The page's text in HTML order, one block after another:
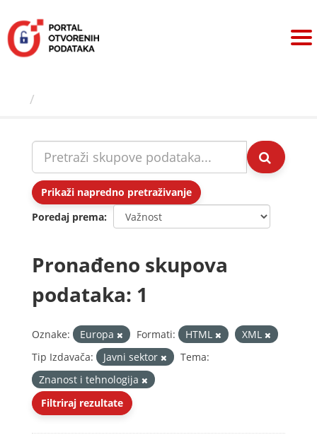
sadržaj
Prikaži napredno pretraživanje
Poredaj prema
Pronađeno skupova
podataka: 1
Oznake: Europa Formati: HTML
XML
Tip Izdavača:
Javni sektor
Tema:
Znanost i tehnologija
Filtriraj rezultate